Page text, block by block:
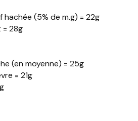
hachée (5% de m.g) = 22g
28g
(en moyenne) = 25g
= 21g